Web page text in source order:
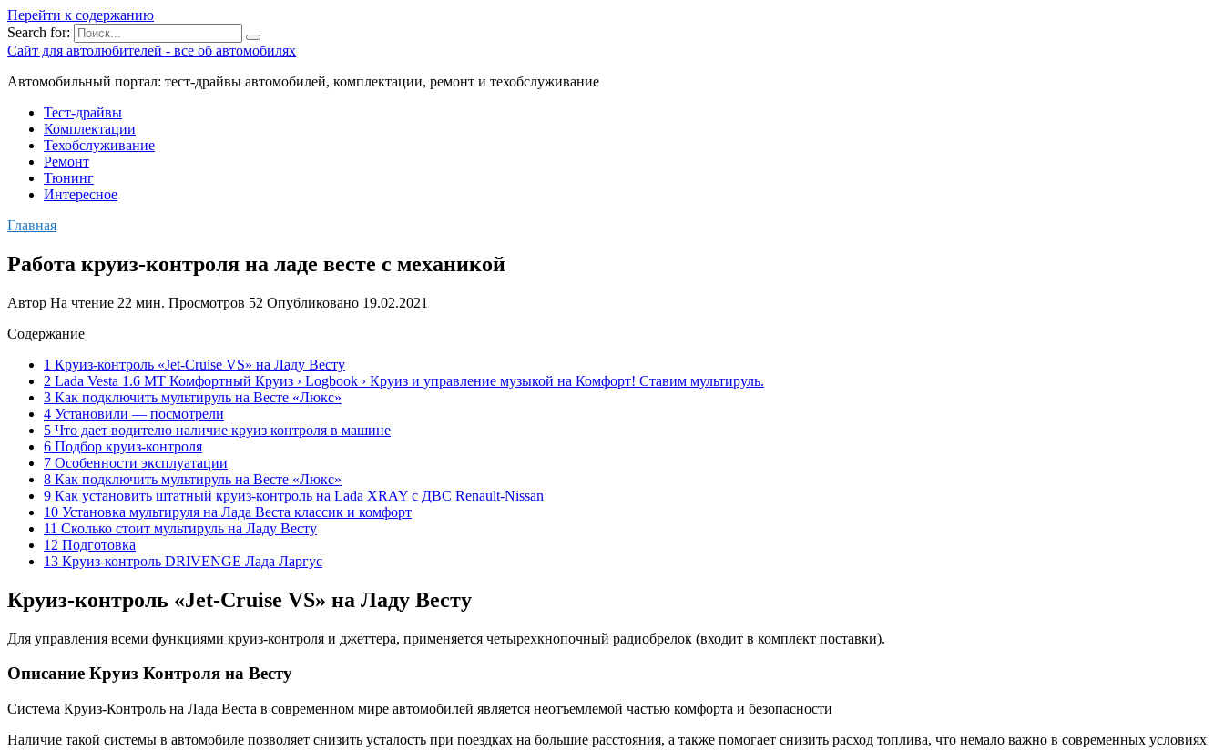
Перейти к содержанию
Search for:
Сайт для автолюбителей - все об автомобилях
Автомобильный портал: тест-драйвы автомобилей, комплектации, ремонт и техобслуживание
Тест-драйвы
Комплектации
Техобслуживание
Ремонт
Тюнинг
Интересное
Главная
Работа круиз-контроля на ладе весте с механикой
Автор На чтение 22 мин. Просмотров 52 Опубликовано 19.02.2021
Содержание
1 Круиз-контроль «Jet-Cruise VS» на Ладу Весту
2 Lada Vesta 1.6 МТ Комфортный Круиз › Logbook › Круиз и управление музыкой на Комфорт! Ставим мультируль.
3 Как подключить мультируль на Весте «Люкс»
4 Установили — посмотрели
5 Что дает водителю наличие круиз контроля в машине
6 Подбор круиз-контроля
7 Особенности эксплуатации
8 Как подключить мультируль на Весте «Люкс»
9 Как установить штатный круиз-контроль на Lada XRAY с ДВС Renault-Nissan
10 Установка мультируля на Лада Веста классик и комфорт
11 Сколько стоит мультируль на Ладу Весту
12 Подготовка
13 Круиз-контроль DRIVENGE Лада Ларгус
Круиз-контроль «Jet-Cruise VS» на Ладу Весту
Для управления всеми функциями круиз-контроля и джеттера, применяется четырехкнопочный радиобрелок (входит в комплект поставки).
Описание Круиз Контроля на Весту
Система Круиз-Контроль на Лада Веста в современном мире автомобилей является неотъемлемой частью комфорта и безопасности
Наличие такой системы в автомобиле позволяет снизить усталость при поездках на большие расстояния, а также помогает снизить расход топлива, что немало важно в современных условиях